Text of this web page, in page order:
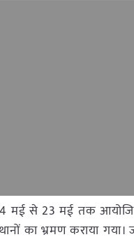
से 23 मई तक आयोजित
का भ्रमण कराया